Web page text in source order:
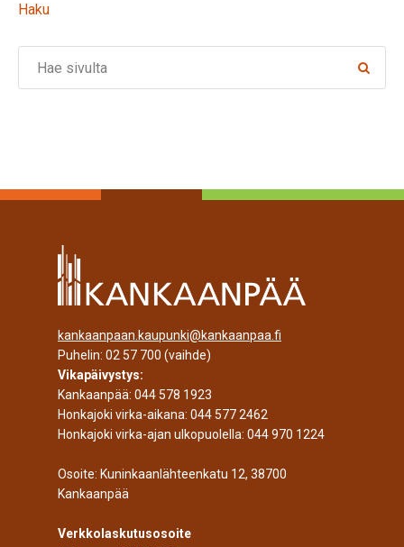
Haku
kankaanpaan.kaupunki@kankaanpaa.fi
Puhelin: 02 57 700 (vaihde)
Vikapäivystys:
Kankaanpää: 044 578 1923
Honkajoki virka-aikana: 044 577 2462
Honkajoki virka-ajan ulkopuolella: 044 970 1224
Osoite: Kuninkaanlähteenkatu 12, 38700
Kankaanpää
Verkkolaskutusosoite